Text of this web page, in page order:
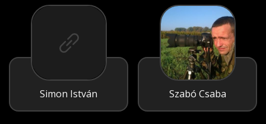
Simon István Szabó Csaba